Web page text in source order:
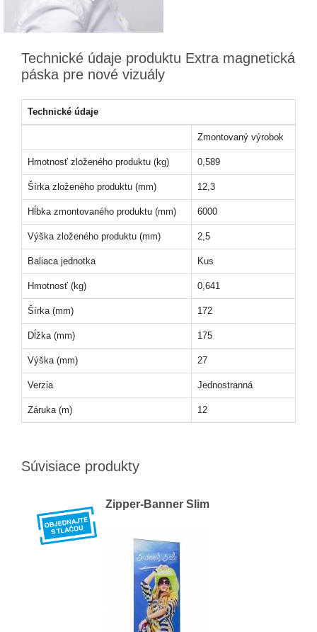
Technické údaje produktu Extra magnetická
páska pre nové vizuály
Technické údaje
Zmontovaný výrobok
Hmotnosť zloženého produktu (kg) 0,589
Šírka zloženého produktu (mm) 12,3
Hĺbka zmontovaného produktu (mm) 6000
Výška zloženého produktu (mm) 2,5
Baliaca jednotka Kus
Hmotnosť (kg) 0,641
Šírka (mm) 172
Dĺžka (mm) 175
Výška (mm) 27
Verzia Jednostranná
Záruka (m) 12
Súvisiace produkty
Zipper-Banner Slim